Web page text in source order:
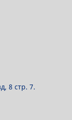
8 стр. 7.